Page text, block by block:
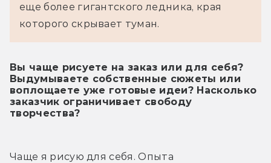
еще более гигантского ледника, края
которого скрывает туман.
Вы чаще рисуете на заказ или для себя?
Выдумываете собственные сюжеты или
воплощаете уже готовые идеи? Насколько
заказчик ограничивает свободу
творчества?
Чаще я рисую для себя. Опыта